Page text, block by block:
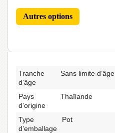
Autres options
Tranche
d’âge
Sans limite d’âge
Pays
d’origine
Thaïlande
Type
d’emballage
Pot